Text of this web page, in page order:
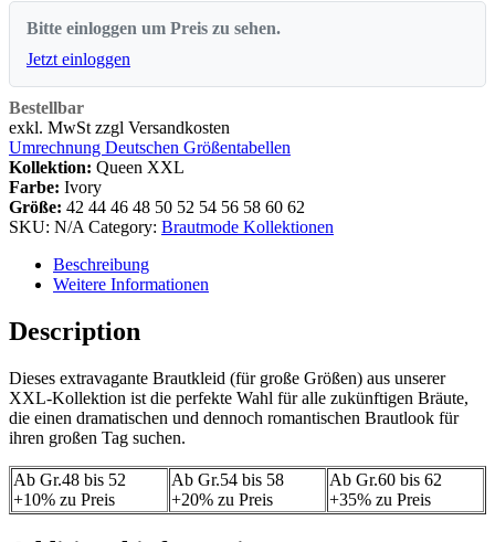
Bitte einloggen um Preis zu sehen.
Jetzt einloggen
Bestellbar
exkl. MwSt zzgl Versandkosten
Umrechnung Deutschen Größentabellen
Kollektion: Queen XXL
Farbe: Ivory
Größe: 42 44 46 48 50 52 54 56 58 60 62
SKU: N/A Category: Brautmode Kollektionen
Beschreibung
Weitere Informationen
Description
Dieses extravagante Brautkleid (für große Größen) aus unserer
XXL-Kollektion ist die perfekte Wahl für alle zukünftigen Bräute,
die einen dramatischen und dennoch romantischen Brautlook für
ihren großen Tag suchen.
Ab Gr.48 bis 52
+10% zu Preis
Ab Gr.54 bis 58
+20% zu Preis
Ab Gr.60 bis 62
+35% zu Preis